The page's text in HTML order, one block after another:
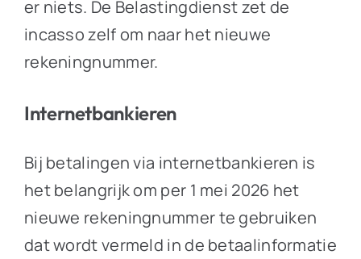
er niets. De Belastingdienst zet de
incasso zelf om naar het nieuwe
rekeningnummer.
Internetbankieren
Bij betalingen via internetbankieren is
het belangrijk om per 1 mei 2026 het
nieuwe rekeningnummer te gebruiken
dat wordt vermeld in de betaalinformatie